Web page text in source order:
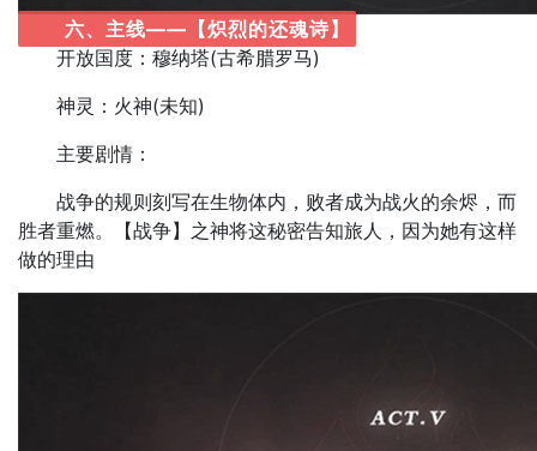
六、主线——【炽烈的还魂诗】
开放国度：穆纳塔(古希腊罗马)
神灵：火神(未知)
主要剧情：
战争的规则刻写在生物体内，败者成为战火的余烬，而
胜者重燃。【战争】之神将这秘密告知旅人，因为她有这样
做的理由